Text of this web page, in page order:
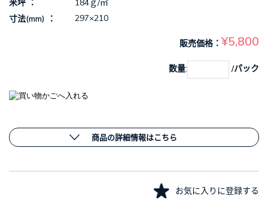
米坪
寸法(mm)
297×210
販売価格 ¥5,800
数量: /パック
商品の詳細情報はこちら
お気に入りに登録する